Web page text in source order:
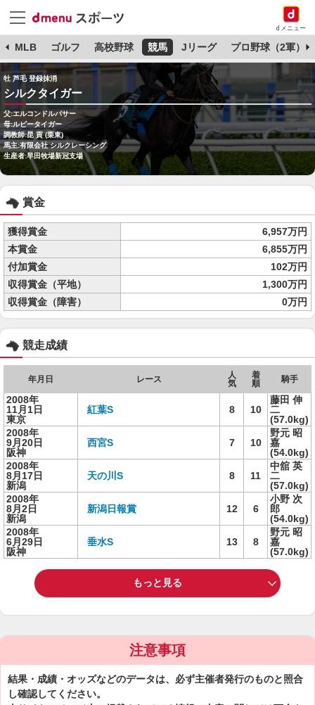
dメニュー
MLB ゴルフ 高校野球 競馬 Jリーグ プロ野球（2軍）
牡 芦毛 登録抹消
シルクタイガー
父:エルコンドルパサー
母:ルビータイガー
調教師:昆 貢 (栗東)
馬主:有限会社 シルクレーシング
生産者:早田牧場新冠支場
賞金
獲得賞金
6,957万円
本賞金
6,855万円
付加賞金
102万円
収得賞金（平地）
1,300万円
収得賞金（障害）
0万円
競走成績
年月日 レース
人
気
着
順
騎手
2008年
11月1日
東京
紅葉S 8 10
藤田 伸
二
(57.0kg)
2008年
9月20日
阪神
西宮S 7 10
野元 昭
嘉
(54.0kg)
2008年
8月17日
新潟
天の川S 8 11
中舘 英
二
(57.0kg)
2008年
8月2日
新潟
新潟日報賞 12 6
小野 次
郎
(54.0kg)
2008年
6月29日
阪神
垂水S 13 8
野元 昭
嘉
(57.0kg)
もっと見る
注意事項
結果・成績・オッズなどのデータは、必ず主催者発行のものと照合
し確認してください。